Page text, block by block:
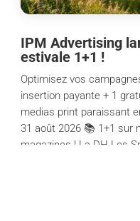
IPM Advertising
estivale 1+1 !
Optimisez vos
insertion payante + 1
medias print paraissant
31 août 2026 📚 1+1 sur
magazines ! La DH Les